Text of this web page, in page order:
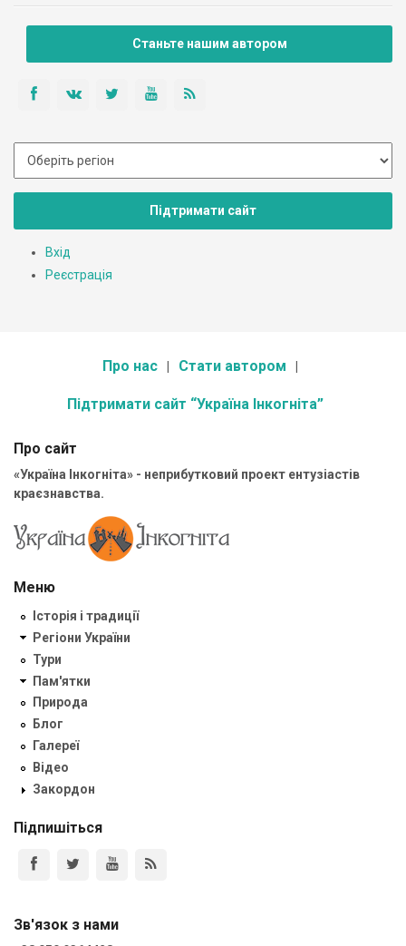
Станьте нашим автором
Підтримати сайт
Вхід
Реєстрація
Про нас Стати автором
Підтримати сайт “Україна Інкогніта”
Про сайт
«Україна Інкогніта» - неприбутковий проект ентузіастів
краєзнавства.
Меню
Історія і традиції
Регіони України
Тури
Пам'ятки
Природа
Блог
Галереї
Відео
Закордон
Підпишіться
Зв'язок з нами